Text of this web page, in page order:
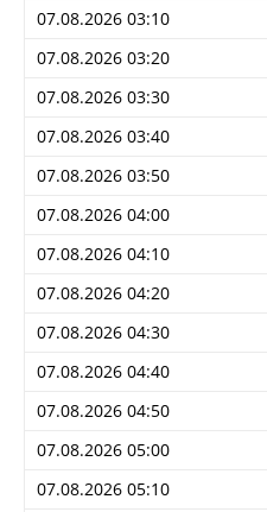
07.08.2026 03:10
07.08.2026 03:20
07.08.2026 03:30
07.08.2026 03:40
07.08.2026 03:50
07.08.2026 04:00
07.08.2026 04:10
07.08.2026 04:20
07.08.2026 04:30
07.08.2026 04:40
07.08.2026 04:50
07.08.2026 05:00
07.08.2026 05:10